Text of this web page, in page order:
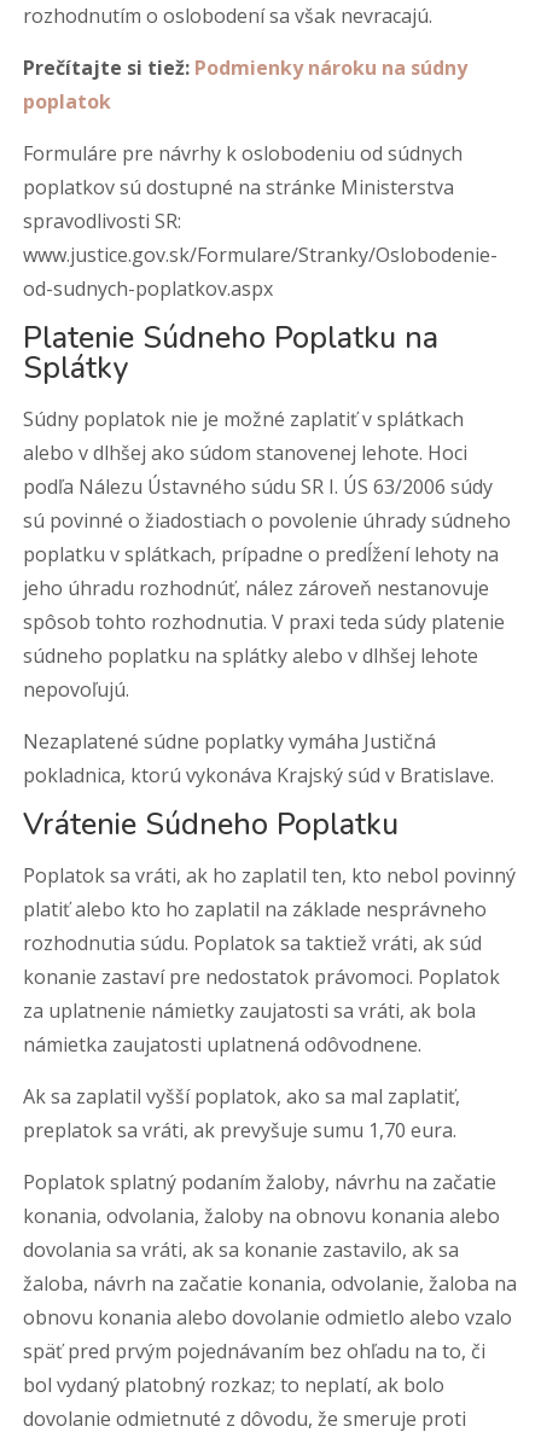
rozhodnutím o oslobodení sa však nevracajú.
Prečítajte si tiež: Podmienky nároku na súdny
poplatok
Formuláre pre návrhy k oslobodeniu od súdnych
poplatkov sú dostupné na stránke Ministerstva
spravodlivosti SR:
www.justice.gov.sk/Formulare/Stranky/Oslobodenie-
od-sudnych-poplatkov.aspx
Platenie Súdneho Poplatku na
Splátky
Súdny poplatok nie je možné zaplatiť v splátkach
alebo v dlhšej ako súdom stanovenej lehote. Hoci
podľa Nálezu Ústavného súdu SR I. ÚS 63/2006 súdy
sú povinné o žiadostiach o povolenie úhrady súdneho
poplatku v splátkach, prípadne o predĺžení lehoty na
jeho úhradu rozhodnúť, nález zároveň nestanovuje
spôsob tohto rozhodnutia. V praxi teda súdy platenie
súdneho poplatku na splátky alebo v dlhšej lehote
nepovoľujú.
Nezaplatené súdne poplatky vymáha Justičná
pokladnica, ktorú vykonáva Krajský súd v Bratislave.
Vrátenie Súdneho Poplatku
Poplatok sa vráti, ak ho zaplatil ten, kto nebol povinný
platiť alebo kto ho zaplatil na základe nesprávneho
rozhodnutia súdu. Poplatok sa taktiež vráti, ak súd
konanie zastaví pre nedostatok právomoci. Poplatok
za uplatnenie námietky zaujatosti sa vráti, ak bola
námietka zaujatosti uplatnená odôvodnene.
Ak sa zaplatil vyšší poplatok, ako sa mal zaplatiť,
preplatok sa vráti, ak prevyšuje sumu 1,70 eura.
Poplatok splatný podaním žaloby, návrhu na začatie
konania, odvolania, žaloby na obnovu konania alebo
dovolania sa vráti, ak sa konanie zastavilo, ak sa
žaloba, návrh na začatie konania, odvolanie, žaloba na
obnovu konania alebo dovolanie odmietlo alebo vzalo
späť pred prvým pojednávaním bez ohľadu na to, či
bol vydaný platobný rozkaz; to neplatí, ak bolo
dovolanie odmietnuté z dôvodu, že smeruje proti